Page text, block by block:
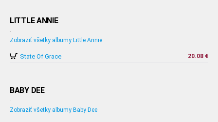
LITTLE ANNIE
-
Zobraziť všetky albumy Little Annie
State Of Grace 20.08 €
BABY DEE
-
Zobraziť všetky albumy Baby Dee